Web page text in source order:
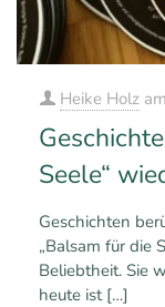
Heike Holz am
Seele“
Geschichten
„Balsam für die
Beliebtheit. Sie
heute ist[…]